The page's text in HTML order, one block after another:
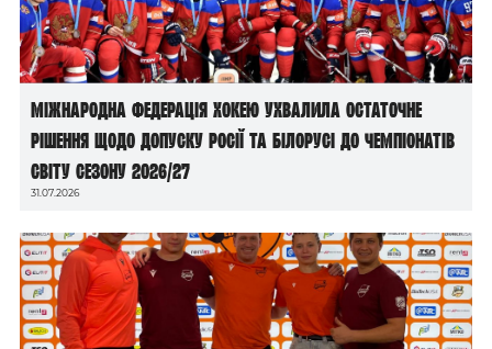
Міжнародна федерація хокею ухвалила остаточне
рішення щодо допуску росії та білорусі до чемпіонатів
світу сезону 2026/27
31.07.2026